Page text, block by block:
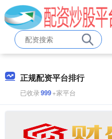
正规配资平台排行
已收录999+家平台